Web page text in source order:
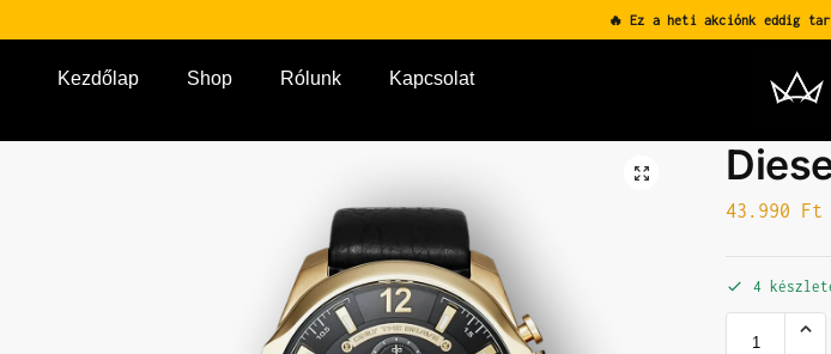
🔥 Ez a heti akciónk eddig
Kezdőlap Shop Rólunk Kapcsolat
43.990 Ft
4